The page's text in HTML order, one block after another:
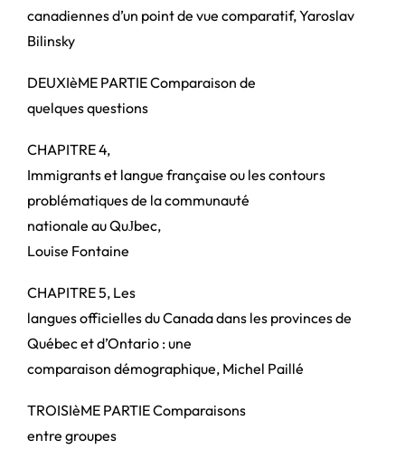
canadiennes d’un point de vue comparatif, Yaroslav
Bilinsky
DEUXIèME PARTIE Comparaison de
quelques questions
CHAPITRE 4,
Immigrants et langue française ou les contours
problématiques de la communauté
nationale au QuJbec,
Louise Fontaine
CHAPITRE 5, Les
langues officielles du Canada dans les provinces de
Québec et d’Ontario : une
comparaison démographique, Michel Paillé
TROISIèME PARTIE Comparaisons
entre groupes